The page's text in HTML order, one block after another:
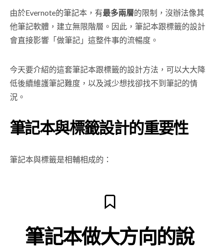
由於Evernote的筆記本，有最多兩層的限制，沒辦法像其
他筆記軟體，建立無限階層。因此，筆記本跟標籤的設計
會直接影響「做筆記」這整件事的流暢度。
今天要介紹的這套筆記本跟標籤的設計方法，可以大大降
低後續維護筆記難度，以及減少想找卻找不到筆記的情
況。
筆記本與標籤設計的重要性
筆記本與標籤是相輔相成的：
筆記本做大方向的說